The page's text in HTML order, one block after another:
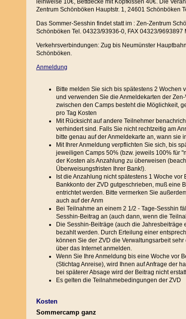
leihweise 10€, Bettdecke mit Kopfkissen 40€. Die
Zentrum Schönböken Hauptstr. 1, 24601 Schönböken
Das Sommer-Sesshin findet statt im : Zen-Zentrum
Schönböken Tel. 04323/93936-0, FAX 04323/9693897
Verkehrsverbindungen: Zug bis Neumünster
Schönböken.
Anmeldung
Bitte melden Sie sich bis spätestens 2 Wochen
und verwenden Sie die Anmeldekarten der
zwischen den Camps besteht die Möglichkeit,
pro Tag Kosten
Mit Rücksicht auf andere Teilnehmer
verhindert sind. Falls Sie nicht rechtzeitig am
bitte genau auf der Anmeldekarte an, wann sie
Mit Ihrer Anmeldung verpflichten Sie sich, bis
jeweiligen Camps 50% (bzw. jeweils 100% für
der Kosten als Anzahlung zu überweisen
Überweisungsfristen Ihrer Bank!).
Ist die Anzahlung nicht spätestens 1 Woche
Bankkonto der ZVD gutgeschrieben, muß eine
entrichtet werden. Bitte vermerken Sie
auch auf der Anm
Bei Teilnahme an einem 2 1/2 - Tage-Sesshin
Sesshin-Beitrag an (auch dann, wenn die
Die Sesshin-Beiträge (auch die Jahresbeiträge
bezahlt werden. Durch Erteilung einer
können Sie der ZVD die Verwaltungsarbeit
über das Internet anmelden.
Wenn Sie Ihre Anmeldung bis eine Woche vor
(Stichtag Anreise), wird Ihnen auf Anfrage der
bei späterer Absage wird der Beitrag nicht
Es gelten die Teilnahmebedingungen der ZVD
Kosten
Sommercamp ganz